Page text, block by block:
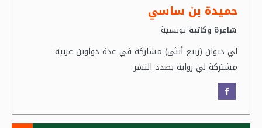
حميدة بن ساسي
شاعرة وكاتبة تونسية
لي ديوان (ربيع أنثى) مشاركة في عدة دواوين عربية
مشتركة لي رواية بصدد النشر